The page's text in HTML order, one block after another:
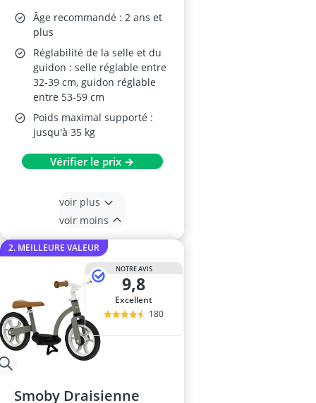
Âge recommandé : 2 ans et
plus
Réglabilité de la selle et du
guidon : selle réglable entre
32-39 cm, guidon réglable
entre 53-59 cm
Poids maximal supporté :
jusqu'à 35 kg
Vérifier le prix →
voir plus
voir moins
2. MEILLEURE VALEUR
NOTRE AVIS
9,8
Excellent
180
Smoby Draisienne